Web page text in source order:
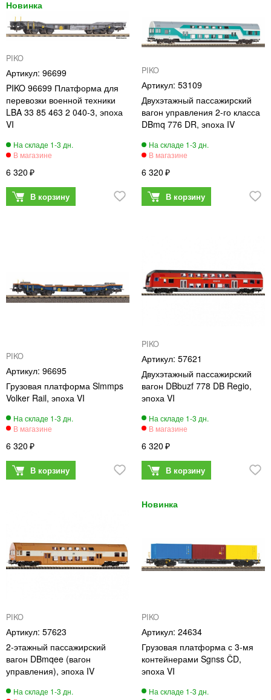
PIKO
96699
PIKO 96699 Платформа для
перевозки военной техники
LBA 33 85 463 2 040-3, эпоха
VI
6 320
PIKO
53109
Двухэтажный пассажирский
вагон управления 2-го класса
DBmq 776 DR, эпоха IV
6 320
PIKO
96695
Грузовая платформа Slmmps
Volker Rail, эпоха VI
6 320
PIKO
57621
Двухэтажный пассажирский
вагон DBbuzf 778 DB Regio,
эпоха VI
6 320
PIKO
57623
2-этажный пассажирский
вагон DBmqee (вагон
управления), эпоха IV
PIKO
24634
Грузовая платформа с 3-мя
контейнерами Sgnss ČD,
эпоха VI